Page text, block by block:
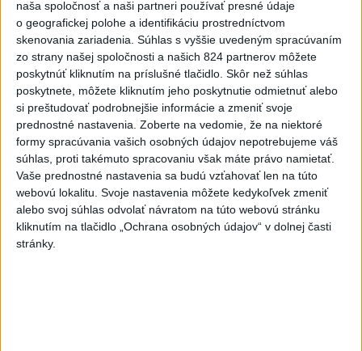
naša spoločnosť a naši partneri používať presné údaje
o geografickej polohe a identifikáciu prostredníctvom
skenovania zariadenia. Súhlas s vyššie uvedeným spracúvaním
zo strany našej spoločnosti a našich 824 partnerov môžete
poskytnúť kliknutím na príslušné tlačidlo. Skôr než súhlas
poskytnete, môžete kliknutím jeho poskytnutie odmietnuť alebo
si preštudovať podrobnejšie informácie a zmeniť svoje
prednostné nastavenia. Zoberte na vedomie, že na niektoré
formy spracúvania vašich osobných údajov nepotrebujeme váš
súhlas, proti takémuto spracovaniu však máte právo namietať.
Vaše prednostné nastavenia sa budú vzťahovať len na túto
webovú lokalitu. Svoje nastavenia môžete kedykoľvek zmeniť
alebo svoj súhlas odvolať návratom na túto webovú stránku
kliknutím na tlačidlo „Ochrana osobných údajov“ v dolnej časti
stránky.
Tipsport ligy HC Slovan Bratislava - HK Nitra v Bratislave v
piatok 6. februára 2026.
Foto: TASR - Pavel Neubauer
„Belasí“ sa do finále prebojovali cez Liptovský Mikuláš,
ktorý vo štvrťfinále vyradili 4:0 na zápasy. V semifinále
proti Košiciam nezvládli prvý domáci duel, ale na ľade
„oceliarov“ zvíťazili vo všetkých troch dueloch a celkovo
postúpili po výsledku 4:2 na zápasy. Prvé ligové finále si
zahrali v piatej sezóne v roku 1998. Dovtedy bolo
zloženie finálovej dvojice identické a hrali v ňom